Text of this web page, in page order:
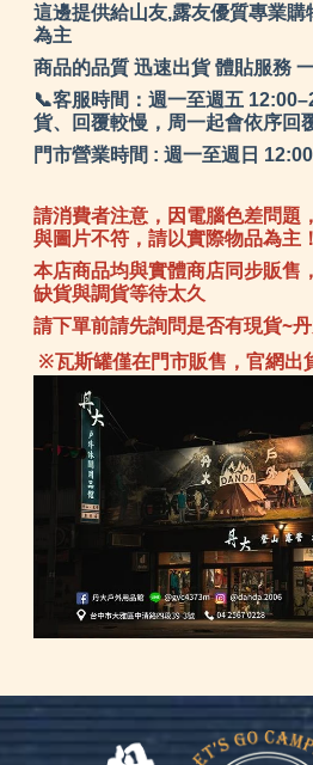
這邊提供給山友,露友優質專業
為主
商品的品質 迅速出貨 體貼服務
📞客服時間：週一至週五
貨、回覆較慢，周一起會依序回
門市營業時間 : 週一至週日
請消費者注意，因電腦色差問題
與圖片不符，請以實際物品為主！
本店商品均與實體商店同步販售
缺貨與調貨等待太久
請下單前請先詢問是否有現貨~丹
※瓦斯罐僅在門市販售，官網出